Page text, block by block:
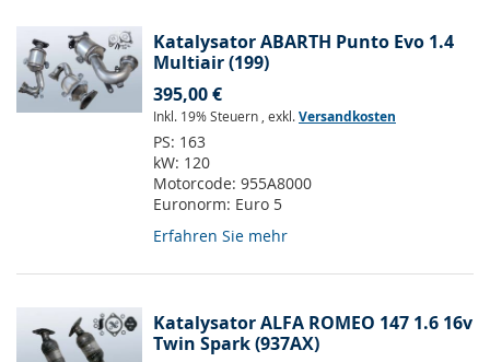
Katalysator ABARTH Punto Evo 1.4
Multiair (199)
395,00 €
Inkl. 19% Steuern , exkl.Versandkosten
PS: 163
kW: 120
Motorcode: 955A8000
Euronorm: Euro 5
Erfahren Sie mehr
Katalysator ALFA ROMEO 147 1.6 16v
Twin Spark (937AX)